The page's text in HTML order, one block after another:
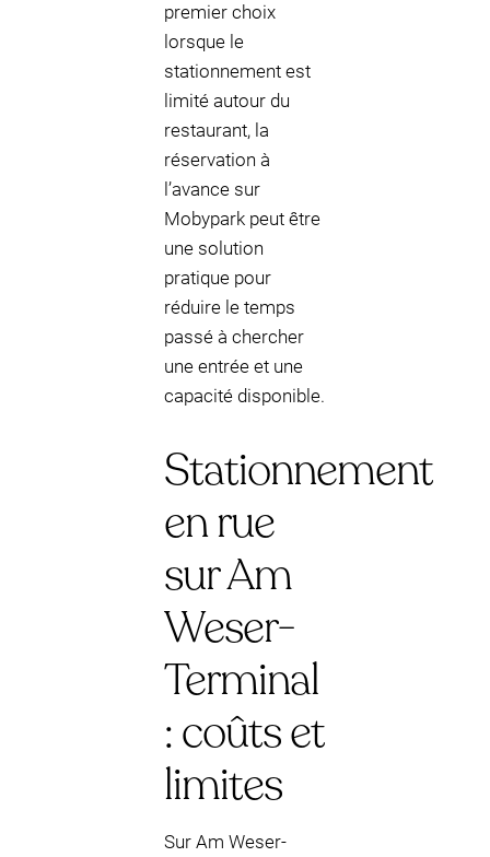
premier choix
lorsque le
stationnement est
limité autour du
restaurant, la
réservation à
l’avance sur
Mobypark peut être
une solution
pratique pour
réduire le temps
passé à chercher
une entrée et une
capacité disponible.
Stationnement
en rue
sur Am
Weser-
Terminal
: coûts et
limites
Sur Am Weser-